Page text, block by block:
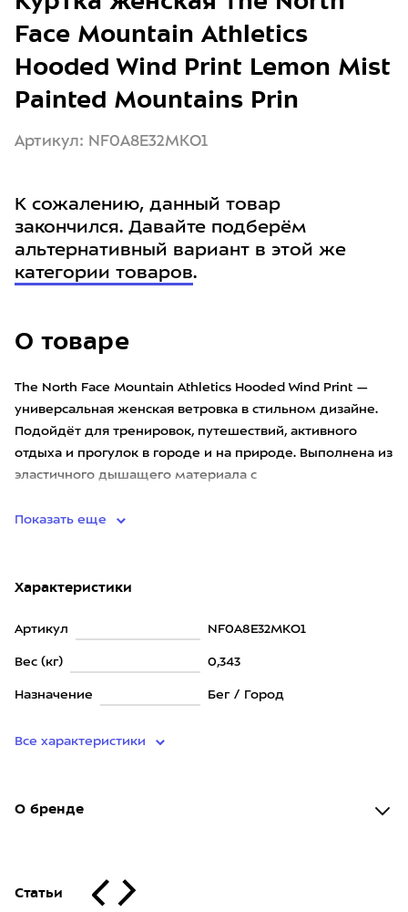
О товаре
The North Face Mountain Athletics Hooded Wind Print —
универсальная женская ветровка в стильном дизайне.
Подойдёт для тренировок, путешествий, активного
отдыха и прогулок в городе и на природе. Выполнена из
эластичного дышащего материала с
Показать еще
Характеристики
Артикул NF0A8E32MKO1
Вес (кг) 0,343
Назначение Бег / Город
Все характеристики
О бренде
Статьи
Face Mountain Athletics
Hooded Wind Print Lemon Mist
Painted Mountains Prin
Артикул: NF0A8E32MKO1
К сожалению, данный товар
закончился. Давайте подберём
альтернативный вариант в этой же
категории товаров.